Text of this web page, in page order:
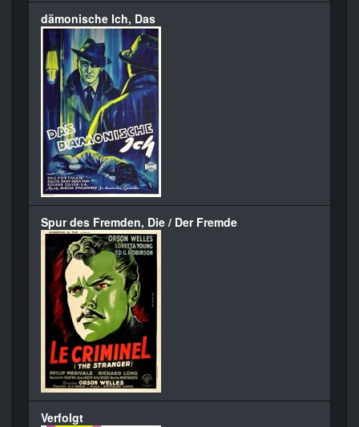
dämonische Ich, Das
Spur des Fremden, Die / Der Fremde
Verfolgt